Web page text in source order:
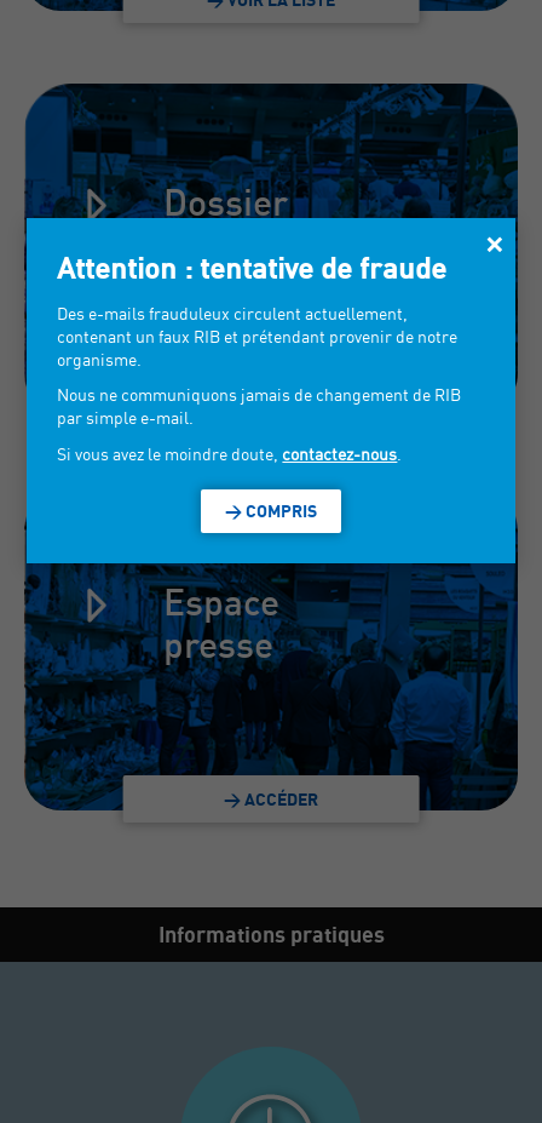
Dossier
exposants
> TÉLÉCHARGER
Espace
presse
> ACCÉDER
Informations pratiques
×
Attention : tentative de fraude
Des e-mails frauduleux circulent actuellement,
contenant un faux RIB et prétendant provenir de notre
organisme.
Nous ne communiquons jamais de changement de RIB
par simple e-mail.
Si vous avez le moindre doute, contactez-nous
> COMPRIS